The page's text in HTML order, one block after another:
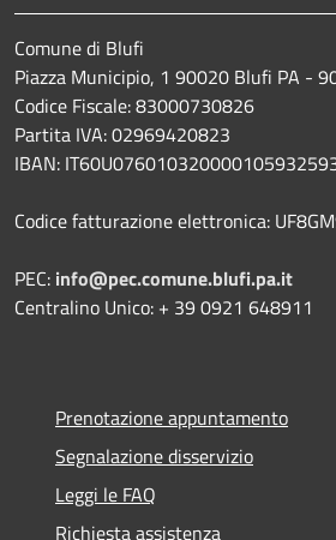
Comune di Blufi
Piazza Municipio, 1 90020 Blufi PA -
Codice Fiscale: 83000730826
Partita IVA: 02969420823
IBAN:
Codice fatturazione elettronica:
PEC: info@pec.comune.blufi.pa.it
Centralino Unico: + 39 0921 648911
Prenotazione appuntamento
Segnalazione disservizio
Leggi le FAQ
Richiesta assistenza